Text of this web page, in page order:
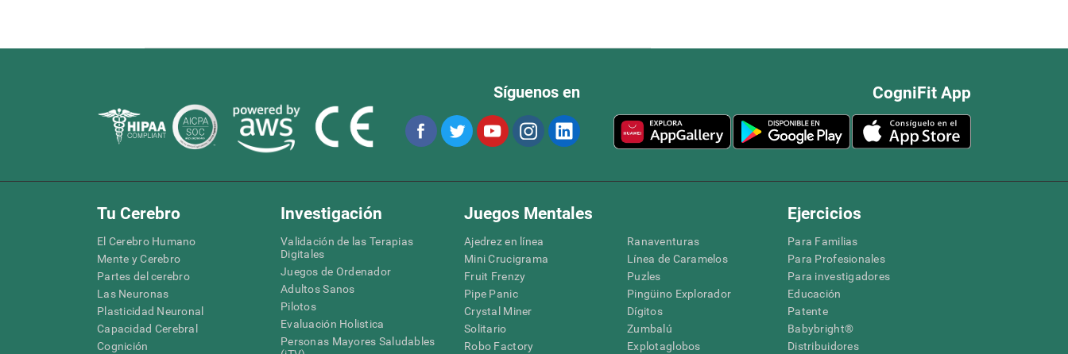
CogniFit App
Síguenos en
Tu Cerebro
El Cerebro Humano
Mente y Cerebro
Partes del cerebro
Las Neuronas
Plasticidad Neuronal
Capacidad Cerebral
Cognición
Investigación
Validación de las Terapias
Digitales
Juegos de Ordenador
Adultos Sanos
Pilotos
Evaluación Holistica
Personas Mayores Saludables
Juegos Mentales
Ajedrez en línea
Mini Crucigrama
Fruit Frenzy
Pipe Panic
Crystal Miner
Solitario
Robo Factory
Ranaventuras
Línea de Caramelos
Puzles
Pingüino Explorador
Dígitos
Zumbalú
Explotaglobos
Ejercicios
Para Familias
Para Profesionales
Para investigadores
Educación
Patente
Babybright®
Distribuidores